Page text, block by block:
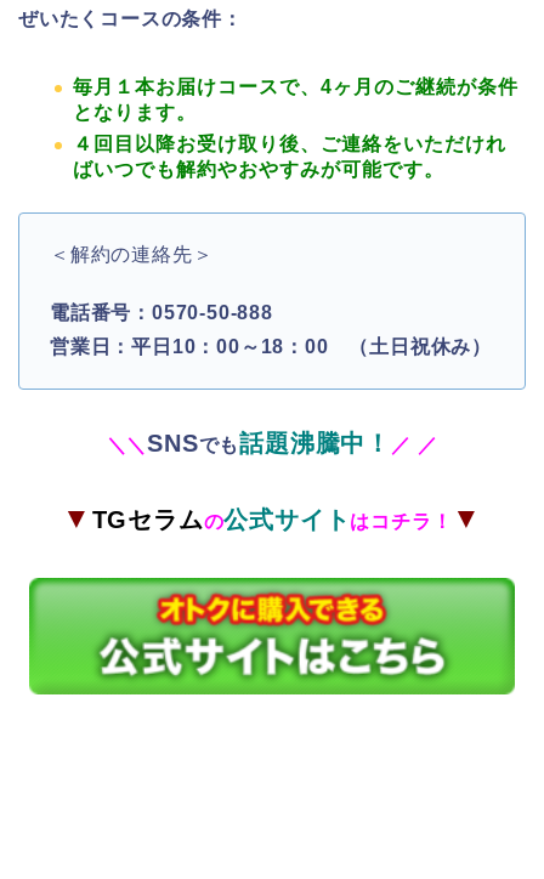
ぜいたくコースの条件：
毎月１本お届けコースで、4ヶ月のご継続が条件
となります。
４回目以降お受け取り後、ご連絡をいただけれ
ばいつでも解約やおやすみが可能です。
＜解約の連絡先＞
電話番号：0570-50-888
営業日：平日10：00～18：00 （土日祝休み）
＼ ＼SNSでも話題沸騰中！ ／ ／
▼ TGセラムの公式サイト はコチラ！ ▼